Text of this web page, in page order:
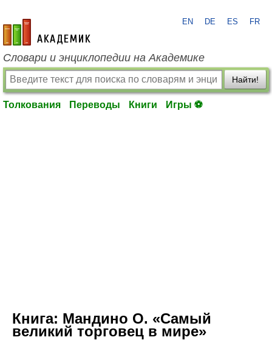
academic.ru
EN DE ES FR
Словари и энциклопедии на Академике
Найти!
Толкования Переводы Книги Игры ⚽
Книга: Мандино О. «Самый
великий торговец в мире»